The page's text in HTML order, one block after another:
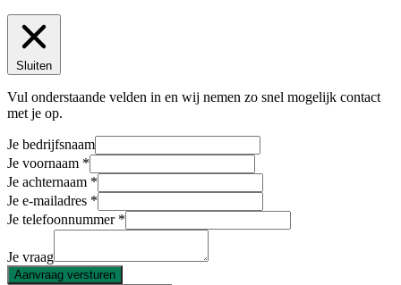
Sluiten
Vul onderstaande velden in en wij nemen zo snel mogelijk contact
met je op.
Je bedrijfsnaam
Je voornaam
Je achternaam
Je e-mailadres
Je telefoonnummer
Je vraag
Aanvraag versturen